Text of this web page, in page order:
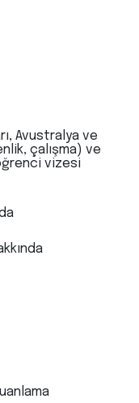
Avustralya ve
çalışma) ve
vizesi